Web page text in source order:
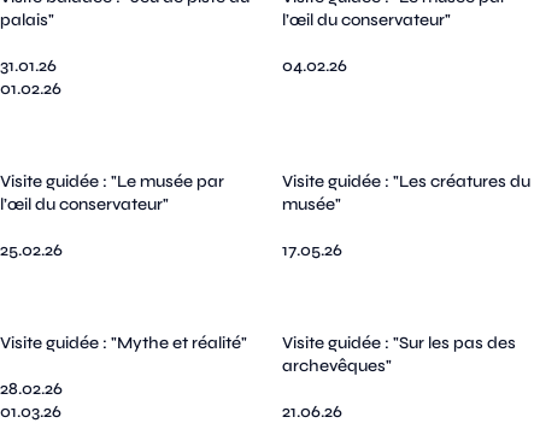
palais"
31.01.26
01.02.26
l’œil du conservateur"
04.02.26
Visite guidée : "Le musée par
l’œil du conservateur"
25.02.26
Visite guidée : "Les créatures du
musée"
17.05.26
Visite guidée : "Mythe et réalité"
28.02.26
01.03.26
Visite guidée : "Sur les pas des
archevêques"
21.06.26